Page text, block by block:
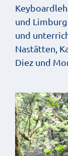
und
und
Nastätten,
Diez und